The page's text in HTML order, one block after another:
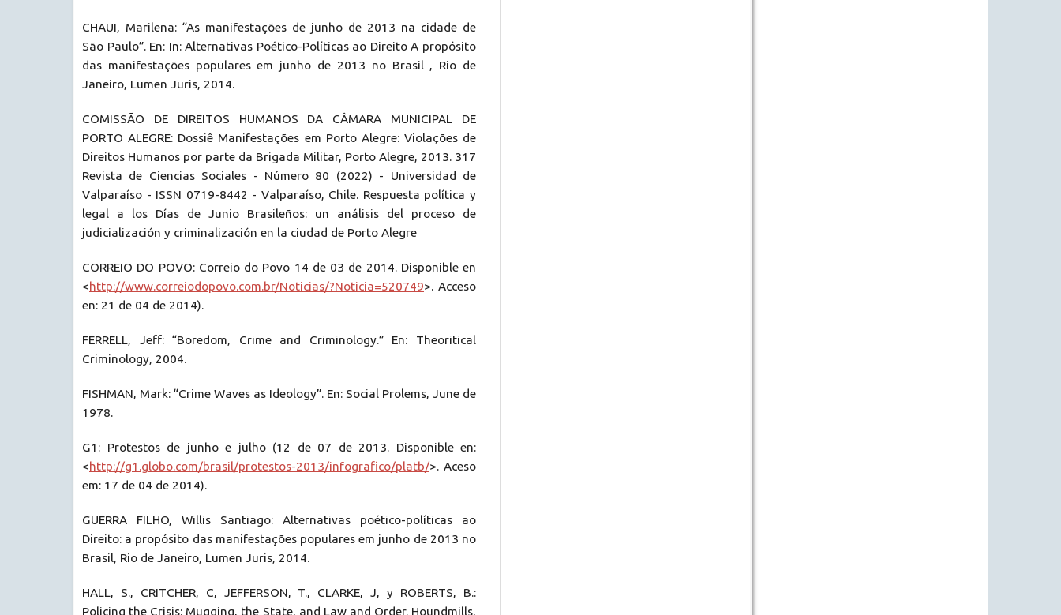
CHAUI, Marilena: “As manifestações de junho de 2013 na cidade de
São Paulo”. En: In: Alternativas Poético-Políticas ao Direito A propósito
das manifestações populares em junho de 2013 no Brasil , Rio de
Janeiro, Lumen Juris, 2014.
COMISSÃO DE DIREITOS HUMANOS DA CÂMARA MUNICIPAL DE
PORTO ALEGRE: Dossiê Manifestações em Porto Alegre: Violações de
Direitos Humanos por parte da Brigada Militar, Porto Alegre, 2013. 317
Revista de Ciencias Sociales - Número 80 (2022) - Universidad de
Valparaíso - ISSN 0719-8442 - Valparaíso, Chile. Respuesta política y
legal a los Días de Junio Brasileños: un análisis del proceso de
judicialización y criminalización en la ciudad de Porto Alegre
CORREIO DO POVO: Correio do Povo 14 de 03 de 2014. Disponible en
<http://www.correiodopovo.com.br/Noticias/?Noticia=520749>. Acceso
en: 21 de 04 de 2014).
FERRELL, Jeff: “Boredom, Crime and Criminology.” En: Theoritical
Criminology, 2004.
FISHMAN, Mark: “Crime Waves as Ideology”. En: Social Prolems, June de
1978.
G1: Protestos de junho e julho (12 de 07 de 2013. Disponible en:
<http://g1.globo.com/brasil/protestos-2013/infografico/platb/>. Aceso
em: 17 de 04 de 2014).
GUERRA FILHO, Willis Santiago: Alternativas poético-políticas ao
Direito: a propósito das manifestações populares em junho de 2013 no
Brasil, Rio de Janeiro, Lumen Juris, 2014.
HALL, S., CRITCHER, C, JEFFERSON, T., CLARKE, J, y ROBERTS, B.:
Policing the Crisis: Mugging, the State, and Law and Order. Houndmills,